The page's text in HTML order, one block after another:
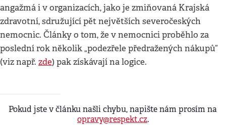
angažmá i v organizacích, jako je zmiňovaná Krajská
zdravotní, sdružující pět největších severočeských
nemocnic. Články o tom, že v nemocnici proběhlo za
poslední rok několik „podezřele předražených nákupů“
(viz např. zde) pak získávají na logice.
Pokud jste v článku našli chybu, napište nám prosím na
opravy@respekt.cz.